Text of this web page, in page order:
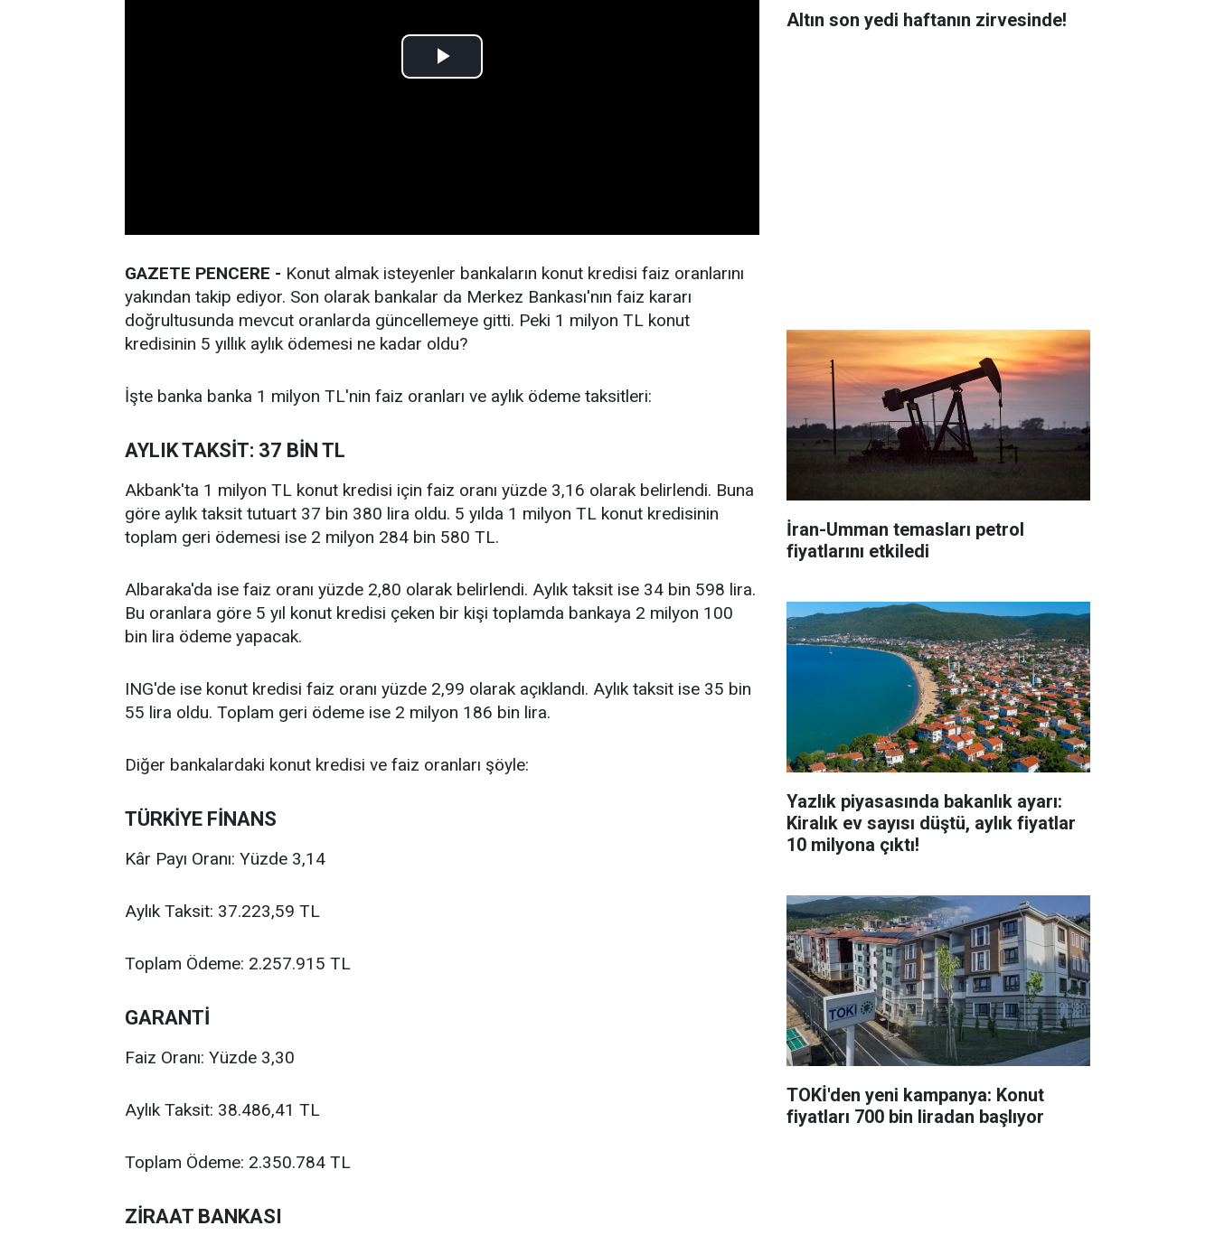
GAZETE PENCERE - Konut almak isteyenler bankaların konut kredisi faiz oranlarını
yakından takip ediyor. Son olarak bankalar da Merkez Bankası'nın faiz kararı
doğrultusunda mevcut oranlarda güncellemeye gitti. Peki 1 milyon TL konut
kredisinin 5 yıllık aylık ödemesi ne kadar oldu?
İşte banka banka 1 milyon TL'nin faiz oranları ve aylık ödeme taksitleri:
AYLIK TAKSİT: 37 BİN TL
Akbank'ta 1 milyon TL konut kredisi için faiz oranı yüzde 3,16 olarak belirlendi. Buna
göre aylık taksit tutuart 37 bin 380 lira oldu. 5 yılda 1 milyon TL konut kredisinin
toplam geri ödemesi ise 2 milyon 284 bin 580 TL.
Albaraka'da ise faiz oranı yüzde 2,80 olarak belirlendi. Aylık taksit ise 34 bin 598 lira.
Bu oranlara göre 5 yıl konut kredisi çeken bir kişi toplamda bankaya 2 milyon 100
bin lira ödeme yapacak.
ING'de ise konut kredisi faiz oranı yüzde 2,99 olarak açıklandı. Aylık taksit ise 35 bin
55 lira oldu. Toplam geri ödeme ise 2 milyon 186 bin lira.
Diğer bankalardaki konut kredisi ve faiz oranları şöyle:
TÜRKİYE FİNANS
Kâr Payı Oranı: Yüzde 3,14
Aylık Taksit: 37.223,59 TL
Toplam Ödeme: 2.257.915 TL
GARANTİ
Faiz Oranı: Yüzde 3,30
Aylık Taksit: 38.486,41 TL
Toplam Ödeme: 2.350.784 TL
ZİRAAT BANKASI
Altın son yedi haftanın zirvesinde!
İran-Umman temasları petrol
fiyatlarını etkiledi
Yazlık piyasasında bakanlık ayarı:
Kiralık ev sayısı düştü, aylık fiyatlar
10 milyona çıktı!
TOKİ'den yeni kampanya: Konut
fiyatları 700 bin liradan başlıyor